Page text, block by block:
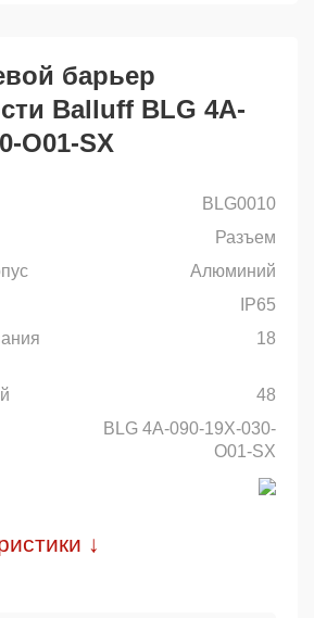
барьер
Balluff BLG 4A-
O01-SX
BLG0010
Разъем
Алюминий
IP65
18
48
BLG 4A-090-19X-030-
O01-SX
↓